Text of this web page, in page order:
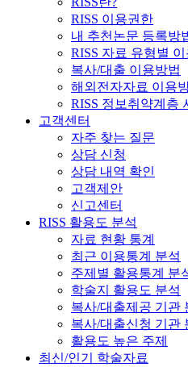
RISS 이용권한
내 추천논문 등록방
RISS 자료 유형별
복사/대출 이용방법
해외전자자료 이용
RISS 정보취약계층
고객센터
자주 찾는 질문
상담 신청
상담 내역 확인
고객제안
신고센터
RISS 활용도 분석
자료 현황 통계
최근 이용통계 분석
주제별 활용통계 분
학술지 활용도 분석
복사/대출제공 기관
복사/대출신청 기관
활용도 높은 주제
최신/인기 학술자료